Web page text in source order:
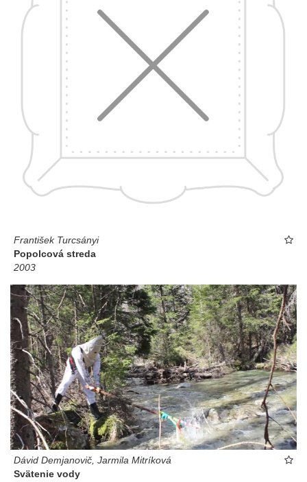
František Turcsányi
Popolcová streda
2003
Dávid Demjanovič, Jarmila Mitríková
Svätenie vody